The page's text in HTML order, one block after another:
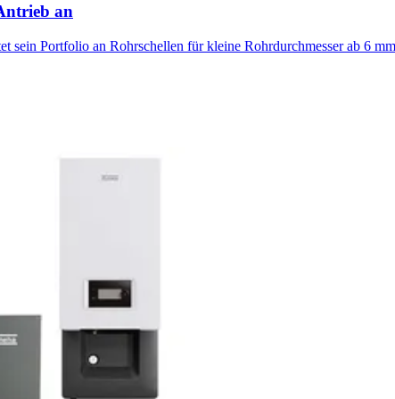
an
sein Portfolio an Rohrschellen für kleine Rohrdurchmesser ab 6